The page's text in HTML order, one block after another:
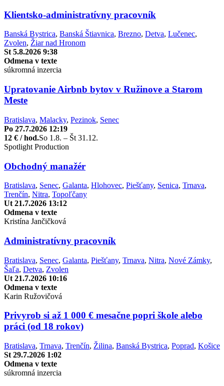
Klientsko-administratívny pracovník
Banská Bystrica, Banská Štiavnica, Brezno, Detva, Lučenec,
Zvolen, Žiar nad Hronom
St 5.8.2026 9:38
Odmena v texte
súkromná inzercia
Upratovanie Airbnb bytov v Ružinove a Starom
Meste
Bratislava, Malacky, Pezinok, Senec
Po 27.7.2026 12:19
12 € / hod.So 1.8. – Št 31.12.
Spotlight Production
Obchodný manažér
Bratislava, Senec, Galanta, Hlohovec, Piešťany, Senica, Trnava,
Trenčín, Nitra, Topoľčany
Ut 21.7.2026 13:12
Odmena v texte
Kristína Jančičková
Administratívny pracovník
Bratislava, Senec, Galanta, Piešťany, Trnava, Nitra, Nové Zámky,
Šaľa, Detva, Zvolen
Ut 21.7.2026 10:16
Odmena v texte
Karin Ružovičová
Privyrob si až 1 000 € mesačne popri škole alebo
práci (od 18 rokov)
Bratislava, Trnava, Trenčín, Žilina, Banská Bystrica, Poprad, Košice
St 29.7.2026 1:02
Odmena v texte
súkromná inzercia